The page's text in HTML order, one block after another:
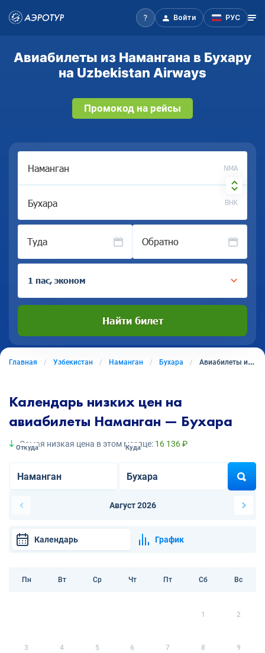
Войти РУС
Авиабилеты из Намангана в Бухару
на Uzbekistan Airways
Промокод на рейсы
NMA
BHK
Туда Обратно
1 пас, эконом
Найти билет
Главная Узбекистан Наманган Бухара Авиабилеты из Намангана в Бухару
Календарь низких цен на
авиабилеты Наманган — Бухара
Самая низкая цена в этом месяце: 16 136 ₽
Откуда Куда
Август 2026
Календарь График
Пн Вт Ср Чт Пт Сб Вс
1 2
3 4 5 6 7 8 9